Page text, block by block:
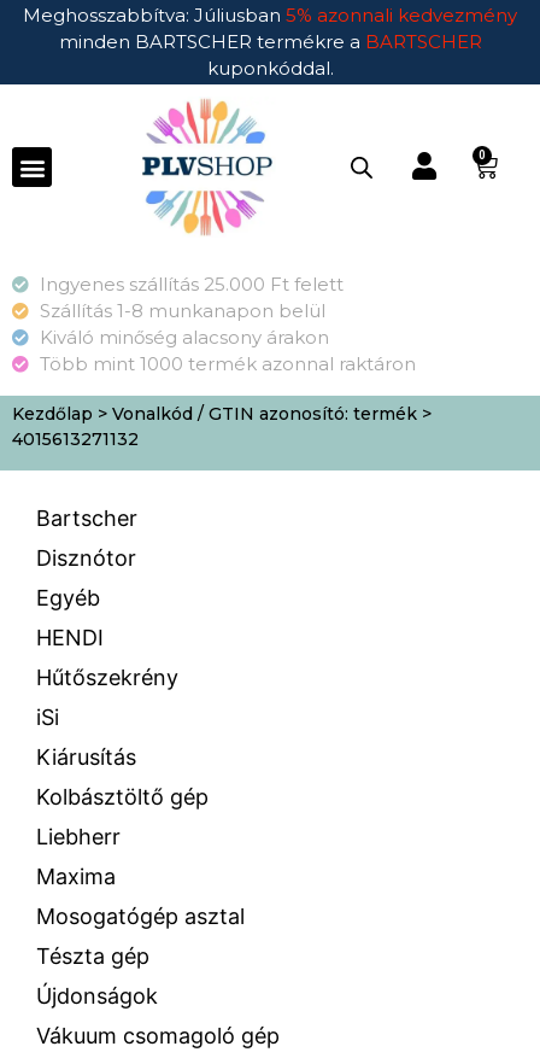
Meghosszabbítva: Júliusban 5% azonnali kedvezmény
minden BARTSCHER termékre a BARTSCHER
kuponkóddal.
0
Ingyenes szállítás 25.000 Ft felett
Szállítás 1-8 munkanapon belül
Kiváló minőség alacsony árakon
Több mint 1000 termék azonnal raktáron
Kezdőlap > Vonalkód / GTIN azonosító: termék >
4015613271132
Bartscher
Disznótor
Egyéb
HENDI
Hűtőszekrény
iSi
Kiárusítás
Kolbásztöltő gép
Liebherr
Maxima
Mosogatógép asztal
Tészta gép
Újdonságok
Vákuum csomagoló gép